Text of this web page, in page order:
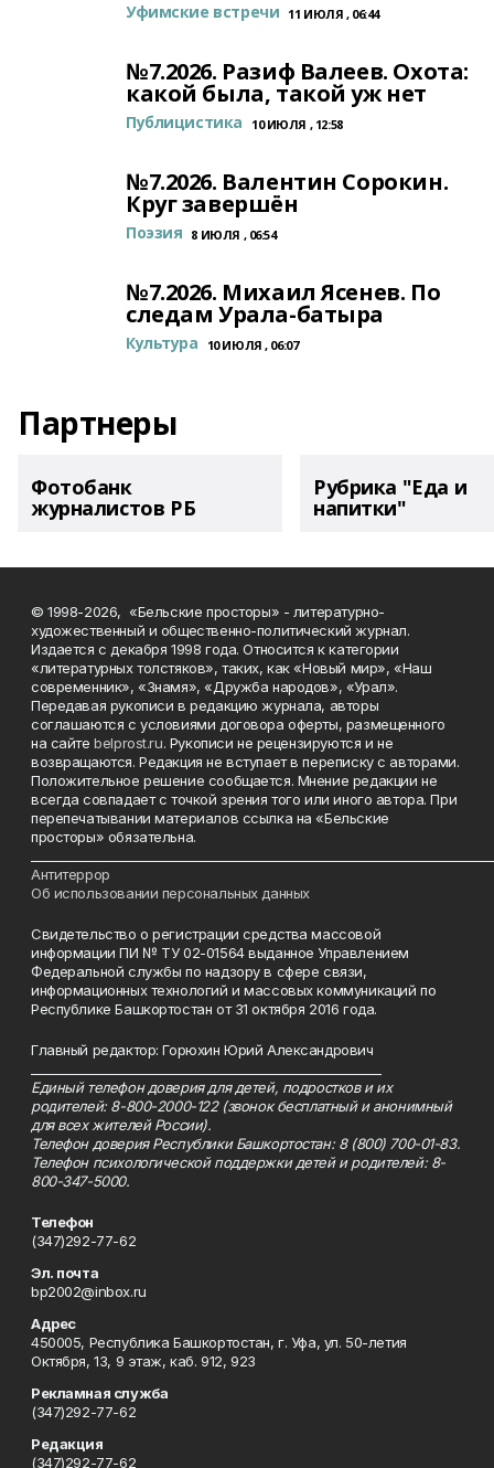
Уфимские встречи 11 ИЮЛЯ , 06:44
№7.2026. Разиф Валеев. Охота:
какой была, такой уж нет
Публицистика 10 ИЮЛЯ , 12:58
№7.2026. Валентин Сорокин.
Круг завершён
Поэзия 8 ИЮЛЯ , 06:54
№7.2026. Михаил Ясенев. По
следам Урала-батыра
Культура 10 ИЮЛЯ , 06:07
Партнеры
Фотобанк
журналистов РБ
Рубрика "Еда и
напитки"
© 1998-2026, «Бельские просторы» - литературно-
художественный и общественно-политический журнал.
Издается с декабря 1998 года. Относится к категории
«литературных толстяков», таких, как «Новый мир», «Наш
современник», «Знамя», «Дружба народов», «Урал».
Передавая рукописи в редакцию журнала, авторы
соглашаются с условиями договора оферты, размещенного
на сайтеbelprost.ru. Рукописи не рецензируются и не
возвращаются. Редакция не вступает в переписку с авторами.
Положительное решение сообщается. Мнение редакции не
всегда совпадает с точкой зрения того или иного автора. При
перепечатывании материалов ссылка на «Бельские
просторы» обязательна.
Антитеррор
Об использовании персональных данных
Свидетельство о регистрации средства массовой
информации ПИ № ТУ 02-01564 выданное Управлением
Федеральной службы по надзору в сфере связи,
информационных технологий и массовых коммуникаций по
Республике Башкортостан от 31 октября 2016 года.
Главный редактор: Горюхин Юрий Александрович
Единый телефон доверия для детей, подростков и их
родителей: 8-800-2000-122 (звонок бесплатный и анонимный
для всех жителей России).
Телефон доверия Республики Башкортостан: 8 (800) 700-01-83.
Телефон психологической поддержки детей и родителей: 8-
800-347-5000.
Телефон
(347)292-77-62
Эл. почта
bp2002@inbox.ru
Адрес
450005, Республика Башкортостан, г. Уфа, ул. 50-летия
Октября, 13, 9 этаж, каб. 912, 923
Рекламная служба
(347)292-77-62
Редакция
(347)292-77-62